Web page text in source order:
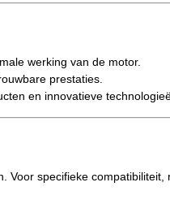
werking van de motor.
prestaties.
en innovatieve
specifieke